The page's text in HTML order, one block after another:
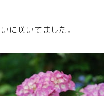
に咲いてました。